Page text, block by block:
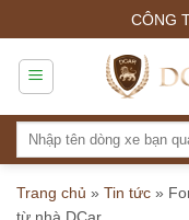
to
content
CÔNG
Tìm
kiếm:
Trang chủ » Tin tức »